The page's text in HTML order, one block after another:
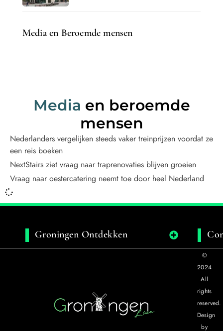
Media en Beroemde mensen
Media en beroemde
mensen
Nederlanders vergelijken steeds vaker treinprijzen voordat ze
een reis boeken
NextStairs ziet vraag naar traprenovaties blijven groeien
Vraag naar oestercatering neemt toe door heel Nederland
Groningen Ontdekken
©
2024
All
rights
reserved.
Design
by